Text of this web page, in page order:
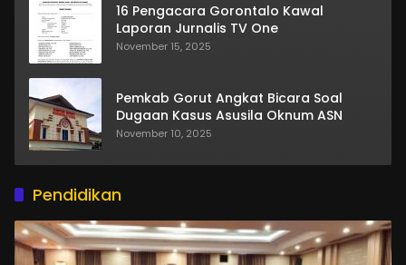
16 Pengacara Gorontalo Kawal
Laporan Jurnalis TV One
November 15, 2025
Pemkab Gorut Angkat Bicara Soal
Dugaan Kasus Asusila Oknum ASN
November 10, 2025
Pendidikan